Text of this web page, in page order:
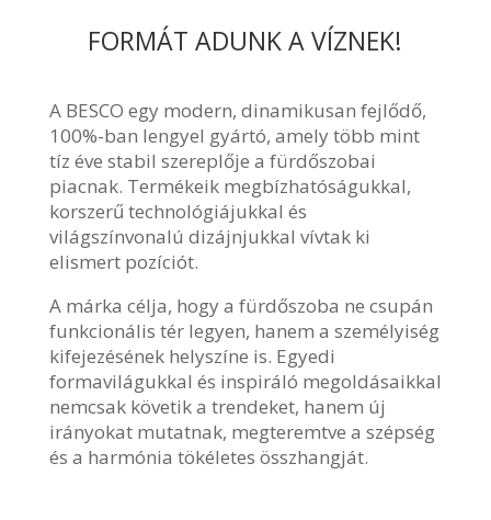
FORMÁT ADUNK A VÍZNEK!
A BESCO egy modern, dinamikusan fejlődő,
100%-ban lengyel gyártó, amely több mint
tíz éve stabil szereplője a fürdőszobai
piacnak. Termékeik megbízhatóságukkal,
korszerű technológiájukkal és
világszínvonalú dizájnjukkal vívtak ki
elismert pozíciót.
A márka célja, hogy a fürdőszoba ne csupán
funkcionális tér legyen, hanem a személyiség
kifejezésének helyszíne is. Egyedi
formavilágukkal és inspiráló megoldásaikkal
nemcsak követik a trendeket, hanem új
irányokat mutatnak, megteremtve a szépség
és a harmónia tökéletes összhangját.